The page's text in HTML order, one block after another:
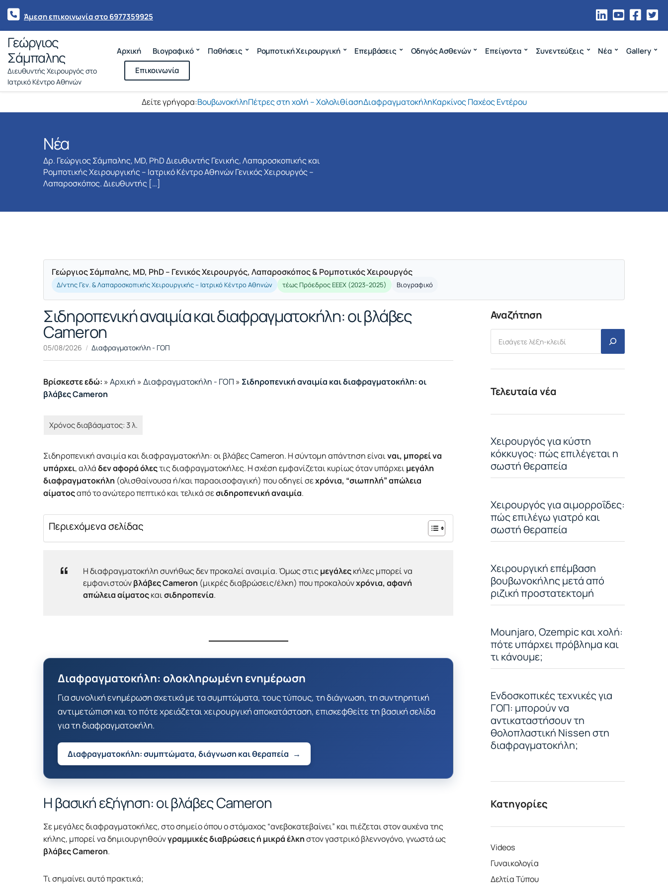
Άμεση επικοινωνία στο 6977359925
Γεώργιος
Σάμπαλης
Διευθυντής Χειρουργός στο
Ιατρικό Κέντρο Αθηνών
Αρχική Βιογραφικό Παθήσεις Ρομποτική Χειρουργική Επεμβάσεις Οδηγός Ασθενών Επείγοντα Συνεντεύξεις Νέα
Gallery
Επικοινωνία
Δείτε γρήγορα:ΒουβωνοκήληΠέτρες στη χολή – ΧολολιθίασηΔιαφραγματοκήληΚαρκίνος Παχέος Εντέρου
Νέα
Δρ. Γεώργιος Σάμπαλης, MD, PhD Διευθυντής Γενικής, Λαπαροσκοπικής και
Ρομποτικής Χειρουργικής – Ιατρικό Κέντρο Αθηνών Γενικός Χειρουργός –
Λαπαροσκόπος. Διευθυντής […]
Γεώργιος Σάμπαλης, MD, PhD – Γενικός Χειρουργός, Λαπαροσκόπος & Ρομποτικός Χειρουργός
Δ/ντης Γεν. & Λαπαροσκοπικής Χειρουργικής – Ιατρικό Κέντρο Αθηνών τέως Πρόεδρος ΕΕΕΧ (2023–2025) Βιογραφικό
Σιδηροπενική αναιμία και διαφραγματοκήλη: οι βλάβες
Cameron
05/08/2026 Διαφραγματοκήλη - ΓΟΠ
Βρίσκεστε εδώ: »Αρχική »Διαφραγματοκήλη - ΓΟΠ » Σιδηροπενική αναιμία και διαφραγματοκήλη: οι
βλάβες Cameron
Σιδηροπενική αναιμία και διαφραγματοκήλη: οι βλάβες Cameron. Η σύντομη απάντηση είναιναι, μπορεί να
υπάρχει, αλλάδεν αφορά όλεςτις διαφραγματοκήλες. Η σχέση εμφανίζεται κυρίως όταν υπάρχει μεγάλη
διαφραγματοκήλη (ολισθαίνουσα ή/και παραοισοφαγική) που οδηγεί σεχρόνια, “σιωπηλή” απώλεια
αίματοςαπό το ανώτερο πεπτικό και τελικά σεσιδηροπενική αναιμία.
Περιεχόμενα σελίδας
Η διαφραγματοκήλη συνήθως δεν προκαλεί αναιμία. Όμως στιςμεγάλεςκήλες μπορεί να
εμφανιστούνβλάβες Cameron (μικρές διαβρώσεις/έλκη) που προκαλούνχρόνια, αφανή
απώλεια αίματοςκαισιδηροπενία.
Διαφραγματοκήλη: ολοκληρωμένη ενημέρωση
Για συνολική ενημέρωση σχετικά με τα συμπτώματα, τους τύπους, τη διάγνωση, τη συντηρητική
αντιμετώπιση και το πότε χρειάζεται χειρουργική αποκατάσταση, επισκεφθείτε τη βασική σελίδα
για τη διαφραγματοκήλη.
Διαφραγματοκήλη: συμπτώματα, διάγνωση και θεραπεία →
Η βασική εξήγηση: οι βλάβες Cameron
Σε μεγάλες διαφραγματοκήλες, στο σημείο όπου ο στόμαχος “ανεβοκατεβαίνει” και πιέζεται στον αυχένα της
κήλης, μπορεί να δημιουργηθούνγραμμικές διαβρώσεις ή μικρά έλκηστον γαστρικό βλεννογόνο, γνωστά ως
βλάβες Cameron.
Τι σημαίνει αυτό πρακτικά;
Αναζήτηση
Τελευταία νέα
Χειρουργός για κύστη
κόκκυγος: πώς επιλέγεται η
σωστή θεραπεία
Χειρουργός για αιμορροΐδες:
πώς επιλέγω γιατρό και
σωστή θεραπεία
Χειρουργική επέμβαση
βουβωνοκήλης μετά από
ριζική προστατεκτομή
Mounjaro, Ozempic και χολή:
πότε υπάρχει πρόβλημα και
τι κάνουμε;
Ενδοσκοπικές τεχνικές για
ΓΟΠ: μπορούν να
αντικαταστήσουν τη
θολοπλαστική Nissen στη
διαφραγματοκήλη;
Κατηγορίες
Videos
Γυναικολογία
Δελτία Τύπου